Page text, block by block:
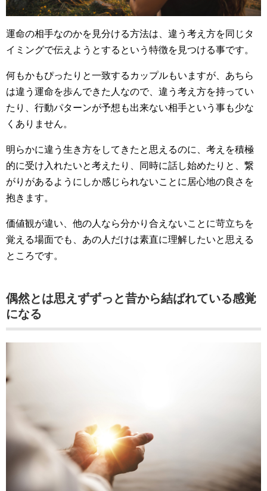
運命の相手なのかを見分ける方法は、違う考え方を同じタ
イミングで伝えようとするという特徴を見つける事です。
何もかもぴったりと一致するカップルもいますが、あちら
は違う運命を歩んできた人なので、違う考え方を持ってい
たり、行動パターンが予想も出来ない相手という事も少な
くありません。
明らかに違う生き方をしてきたと思えるのに、考えを積極
的に受け入れたいと考えたり、同時に話し始めたりと、繋
がりがあるようにしか感じられないことに居心地の良さを
抱きます。
価値観が違い、他の人なら分かり合えないことに苛立ちを
覚える場面でも、あの人だけは素直に理解したいと思える
ところです。
偶然とは思えずずっと昔から結ばれている感覚
になる